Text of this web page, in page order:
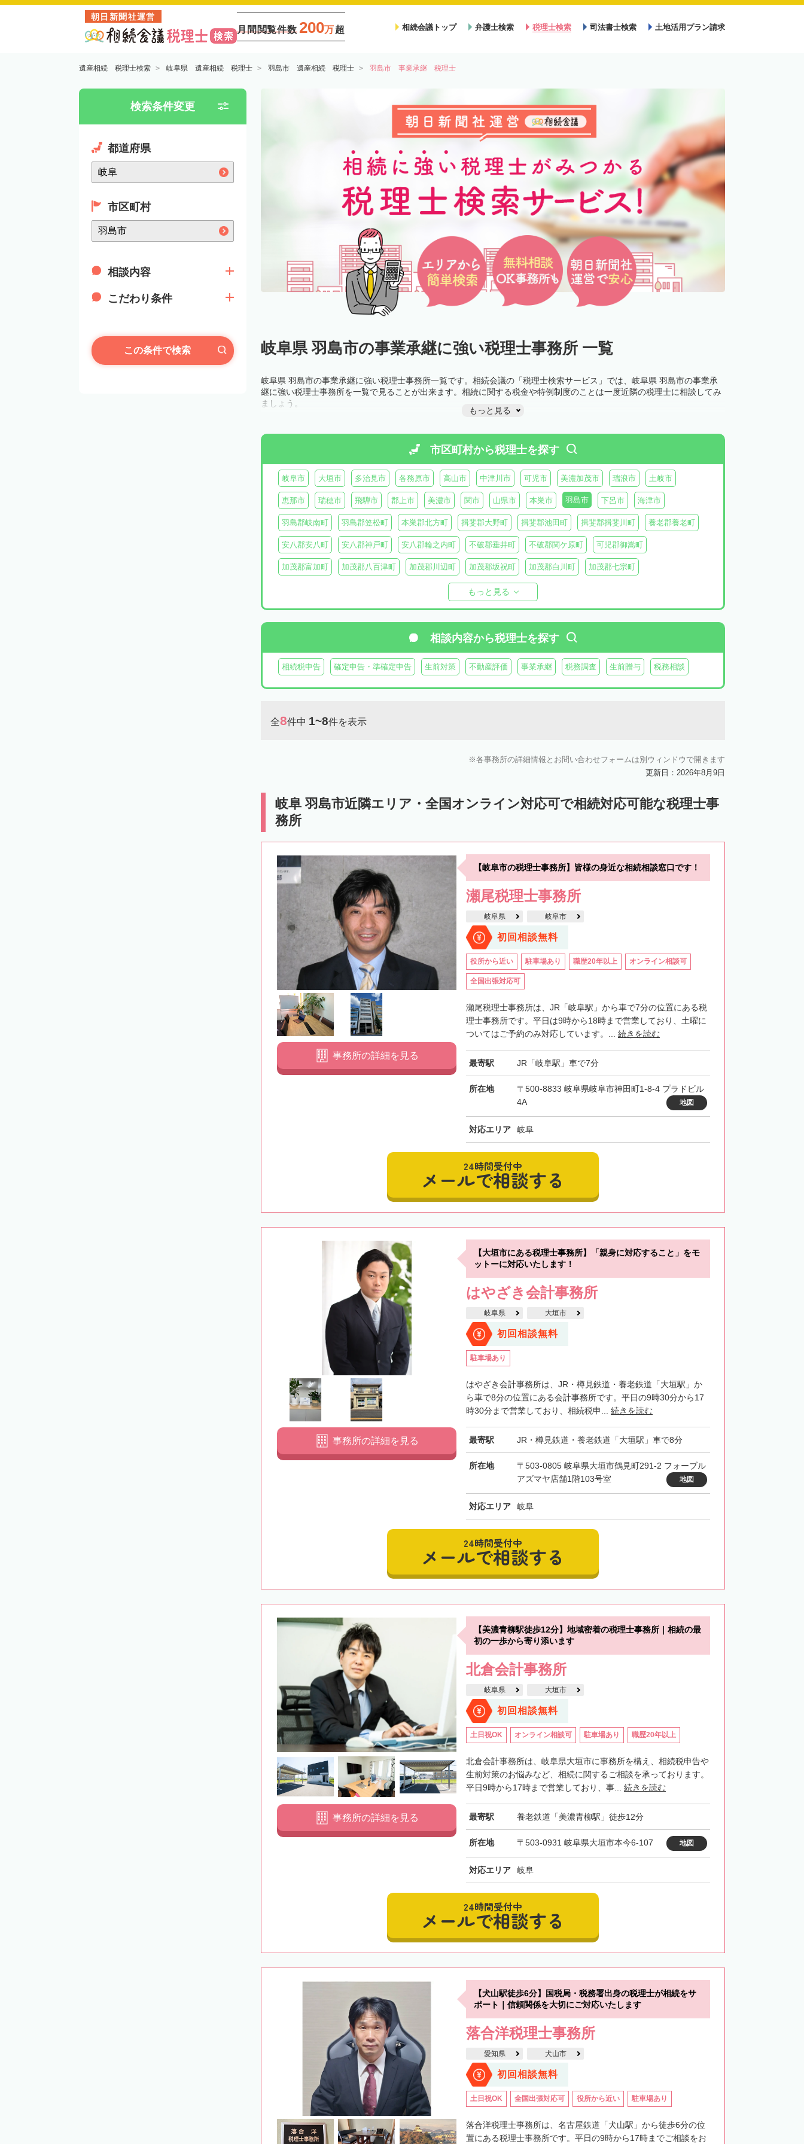
朝日新聞社運営
月間閲覧件数 200万超 相続会議トップ 弁護士検索 税理士検索 司法書士検索 土地活用プラン請求
遺産相続 税理士検索 岐阜県 遺産相続 税理士 羽島市 遺産相続 税理士 羽島市 事業承継 税理士
検索条件変更
都道府県
市区町村
相談内容
こだわり条件
この条件で検索 岐阜県 羽島市の事業承継に強い税理士事務所 一覧
岐阜県 羽島市の事業承継に強い税理士事務所一覧です。相続会議の「税理士検索サービス」では、岐阜県 羽島市の事業承
継に強い税理士事務所を一覧で見ることが出来ます。相続に関する税金や特例制度のことは一度近隣の税理士に相談してみ
ましょう。
もっと見る
市区町村から税理士を探す
岐阜市 大垣市 多治見市 各務原市 高山市 中津川市 可児市 美濃加茂市 瑞浪市 土岐市
恵那市 瑞穂市 飛騨市 郡上市 美濃市 関市 山県市 本巣市 羽島市 下呂市 海津市
羽島郡岐南町 羽島郡笠松町 本巣郡北方町 揖斐郡大野町 揖斐郡池田町 揖斐郡揖斐川町 養老郡養老町
安八郡安八町 安八郡神戸町 安八郡輪之内町 不破郡垂井町 不破郡関ケ原町 可児郡御嵩町
加茂郡富加町 加茂郡八百津町 加茂郡川辺町 加茂郡坂祝町 加茂郡白川町 加茂郡七宗町
もっと見る
相談内容から税理士を探す
相続税申告 確定申告・準確定申告 生前対策 不動産評価 事業承継 税務調査 生前贈与 税務相談
全8件中 1~8件を表示
各事務所の詳細情報とお問い合わせフォームは別ウィンドウで開きます
更新日：2026年8月9日
岐阜 羽島市近隣エリア・全国オンライン対応可で相続対応可能な税理士事
務所
【岐阜市の税理士事務所】皆様の身近な相続相談窓口です！
瀬尾税理士事務所
岐阜県 岐阜市
初回相談無料
役所から近い 駐車場あり 職歴20年以上 オンライン相談可
全国出張対応可
瀬尾税理士事務所は、JR「岐阜駅」から車で7分の位置にある税
理士事務所です。平日は9時から18時まで営業しており、土曜に
ついてはご予約のみ対応しています。... 続きを読む
最寄駅 JR「岐阜駅」車で7分
所在地
〒500-8833 岐阜県岐阜市神田町1-8-4 プラドビル
4A
地図
対応エリア 岐阜
事務所の詳細を見る
24時間受付中
メールで相談する
【大垣市にある税理士事務所】「親身に対応すること」をモ
ットーに対応いたします！
はやざき会計事務所
岐阜県 大垣市
初回相談無料
駐車場あり
はやざき会計事務所は、JR・樽見鉄道・養老鉄道「大垣駅」か
ら車で8分の位置にある会計事務所です。平日の9時30分から17
時30分まで営業しており、相続税申... 続きを読む
最寄駅 JR・樽見鉄道・養老鉄道「大垣駅」車で8分
所在地
〒503-0805 岐阜県大垣市鶴見町291-2 フォーブル
アズマヤ店舗1階103号室
地図
対応エリア 岐阜
事務所の詳細を見る
24時間受付中
メールで相談する
【美濃青柳駅徒歩12分】地域密着の税理士事務所｜相続の最
初の一歩から寄り添います
北倉会計事務所
岐阜県 大垣市
初回相談無料
土日祝OK オンライン相談可 駐車場あり 職歴20年以上
北倉会計事務所は、岐阜県大垣市に事務所を構え、相続税申告や
生前対策のお悩みなど、相続に関するご相談を承っております。
平日9時から17時まで営業しており、事... 続きを読む
最寄駅 養老鉄道「美濃青柳駅」徒歩12分
所在地 〒503-0931 岐阜県大垣市本今6-107 地図
対応エリア 岐阜
事務所の詳細を見る
24時間受付中
メールで相談する
【犬山駅徒歩6分】国税局・税務署出身の税理士が相続をサ
ポート｜信頼関係を大切にご対応いたします
落合洋税理士事務所
愛知県 犬山市
初回相談無料
土日祝OK 全国出張対応可 役所から近い 駐車場あり
落合洋税理士事務所は、名古屋鉄道「犬山駅」から徒歩6分の位
置にある税理士事務所です。平日の9時から17時までご相談をお